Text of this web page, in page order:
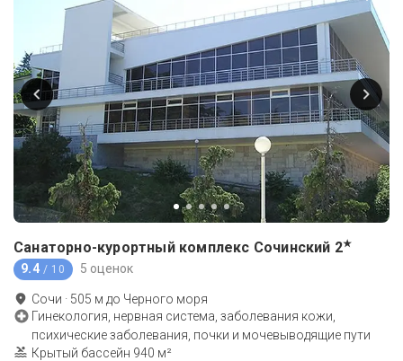
Санаторно-курортный комплекс Сочинский 2★
9.4 / 10 5 оценок
Сочи · 505 м до Черного моря
Гинекология, нервная система, заболевания кожи,
психические заболевания, почки и мочевыводящие пути
Крытый бассейн 940 м²